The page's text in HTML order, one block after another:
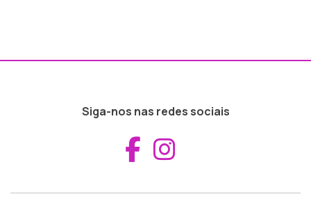
Siga-nos nas redes sociais
Aceder ao